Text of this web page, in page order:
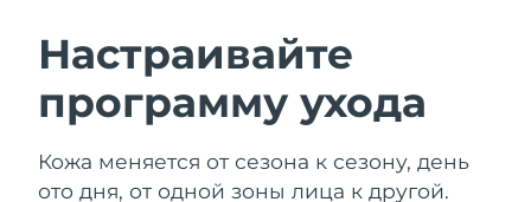
Настраивайте
программу ухода
Кожа меняется от сезона к сезону, день
ото дня, от одной зоны лица к другой.
LUNA™ 4 набор
BEAR™ 2 набор
Австралия
Ожидаемая дата доставки
11.08.2026
Ожидаемая дата доставки
8.08.2026